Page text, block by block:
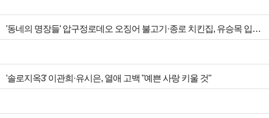
'동네의 명장들' 압구정로데오 오징어 불고기·종로 치킨집, 유승목 입맛 저격
'솔로지옥3' 이관희·유시은, 열애 고백 "예쁜 사랑 키울 것"